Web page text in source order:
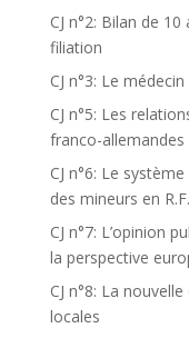
CJ n°2: Bilan de
filiation
CJ n°3: Le
CJ n°5: Les
franco-allemandes
CJ n°6: Le
des mineurs en
CJ n°7: L’opinion
la perspective
CJ n°8: La
locales